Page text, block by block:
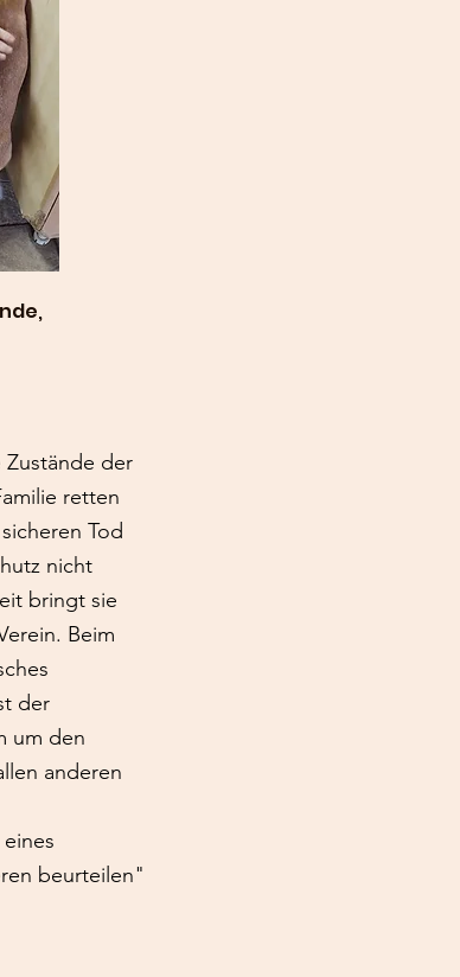
der
retten
Tod
nicht
bringt sie
Beim
der
um den
anderen
beurteilen"